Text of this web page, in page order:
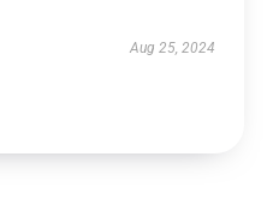
Aug 25, 2024